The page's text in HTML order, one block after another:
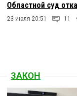
Областной суд
23 июля 20:51 11
ЗАКОН